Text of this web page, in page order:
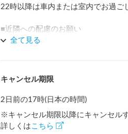
22時以降は車内または室内でお過ご
■近隣への配慮のお願い
夜間は静粛にお過ごしいただきます
■ゴミについて
お持ち込みのゴミ（可燃ごみ・缶・
い。
全て見る
キャンセル期限
2日前の17時(日本の時間)
※キャンセル期限以降にキャンセル
詳しくは こちら